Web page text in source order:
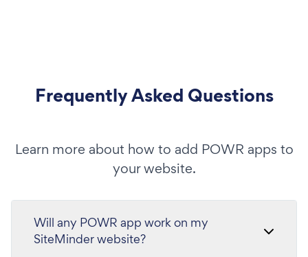
Frequently Asked Questions
Learn more about how to add POWR apps to
your website.
Will any POWR app work on my
SiteMinder website?